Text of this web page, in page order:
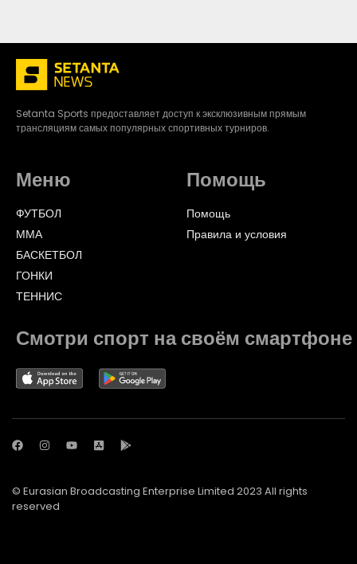
Setanta Sports предоставляет доступ к эксклюзивным прямым
трансляциям самых популярных спортивных турниров.
Меню
ФУТБОЛ
ММА
БАСКЕТБОЛ
ГОНКИ
ТЕННИС
Помощь
Помощь
Правила и условия
Смотри спорт на своём смартфоне
© Eurasian Broadcasting Enterprise Limited 2023 All rights
reserved